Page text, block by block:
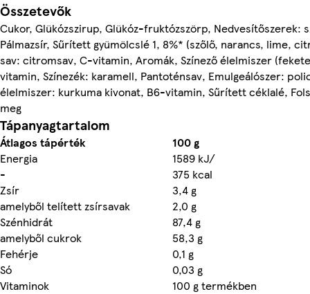
Összetevők
Cukor, Glükózszirup, Glükóz-fruktózszörp, Nedvesítőszerek:
Pálmazsír, Sűrített gyümölcslé 1, 8%* (szőlő, narancs, lime,
sav: citromsav, C-vitamin, Aromák, Színező élelmiszer
vitamin, Színezék: karamell, Pantoténsav, Emulgeálószer:
élelmiszer: kurkuma kivonat, B6-vitamin, Sűrített céklalé,
meg
Tápanyagtartalom
Átlagos tápérték
100 g
Energia
1589 kJ/
-
375 kcal
Zsír
3,4 g
amelyből telített zsírsavak
2,0 g
Szénhidrát
87,4 g
amelyből cukrok
58,3 g
Fehérje
0,1 g
Só
0,03 g
Vitaminok
100 g termékben